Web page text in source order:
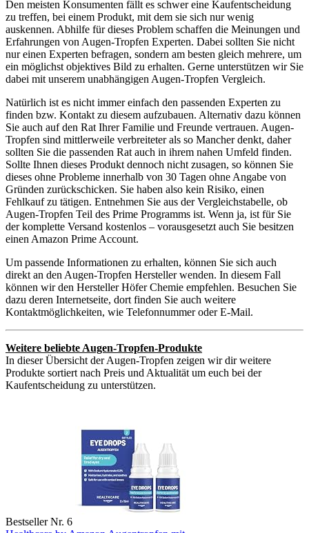
Den meisten Konsumenten fällt es schwer eine Kaufentscheidung
zu treffen, bei einem Produkt, mit dem sie sich nur wenig
auskennen. Abhilfe für dieses Problem schaffen die Meinungen und
Erfahrungen von Augen-Tropfen Experten. Dabei sollten Sie nicht
nur einen Experten befragen, sondern am besten gleich mehrere, um
ein möglichst objektives Bild zu erhalten. Gerne unterstützen wir Sie
dabei mit unserem unabhängigen Augen-Tropfen Vergleich.
Natürlich ist es nicht immer einfach den passenden Experten zu
finden bzw. Kontakt zu diesem aufzubauen. Alternativ dazu können
Sie auch auf den Rat Ihrer Familie und Freunde vertrauen. Augen-
Tropfen sind mittlerweile verbreiteter als so Mancher denkt, daher
sollten Sie die passenden Rat auch in ihrem nahen Umfeld finden.
Sollte Ihnen dieses Produkt dennoch nicht zusagen, so können Sie
dieses ohne Probleme innerhalb von 30 Tagen ohne Angabe von
Gründen zurückschicken. Sie haben also kein Risiko, einen
Fehlkauf zu tätigen. Entnehmen Sie aus der Vergleichstabelle, ob
Augen-Tropfen Teil des Prime Programms ist. Wenn ja, ist für Sie
der komplette Versand kostenlos – vorausgesetzt auch Sie besitzen
einen Amazon Prime Account.
Um passende Informationen zu erhalten, können Sie sich auch
direkt an den Augen-Tropfen Hersteller wenden. In diesem Fall
können wir den Hersteller Höfer Chemie empfehlen. Besuchen Sie
dazu deren Internetseite, dort finden Sie auch weitere
Kontaktmöglichkeiten, wie Telefonnummer oder E-Mail.
Weitere beliebte Augen-Tropfen-Produkte
In dieser Übersicht der Augen-Tropfen zeigen wir dir weitere
Produkte sortiert nach Preis und Aktualität um euch bei der
Kaufentscheidung zu unterstützen.
Bestseller Nr. 6